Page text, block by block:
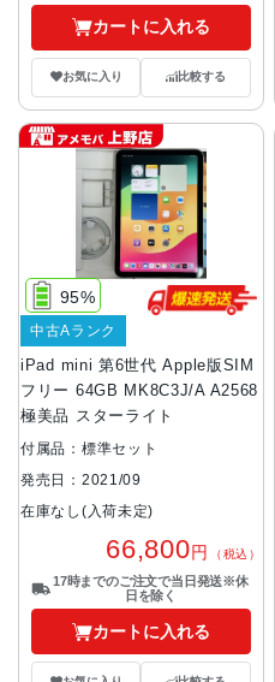
カートに入れる
お気に入り 比較する
iPad mini 第6世代 Apple版SIM
フリー 64GB MK8C3J/A A2568
極美品 スターライト
95%
中古Aランク
付属品：標準セット
発売日：2021/09
在庫なし(入荷未定)
66,800円 （税込）
17時までのご注文で当日発送※休
日を除く
カートに入れる